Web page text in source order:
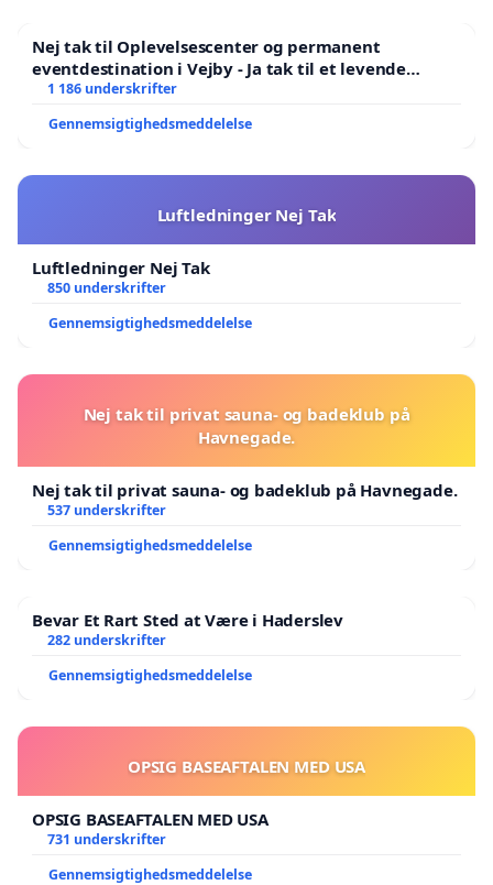
Nej tak til Oplevelsescenter og permanent
eventdestination i Vejby - Ja tak til et levende
lokalområde i balance
1 186 underskrifter
Gennemsigtighedsmeddelelse
Luftledninger Nej Tak
Luftledninger Nej Tak
850 underskrifter
Gennemsigtighedsmeddelelse
Nej tak til privat sauna- og badeklub på
Havnegade.
Nej tak til privat sauna- og badeklub på Havnegade.
537 underskrifter
Gennemsigtighedsmeddelelse
Bevar Et Rart Sted at Være i Haderslev
282 underskrifter
Gennemsigtighedsmeddelelse
OPSIG BASEAFTALEN MED USA
OPSIG BASEAFTALEN MED USA
731 underskrifter
Gennemsigtighedsmeddelelse